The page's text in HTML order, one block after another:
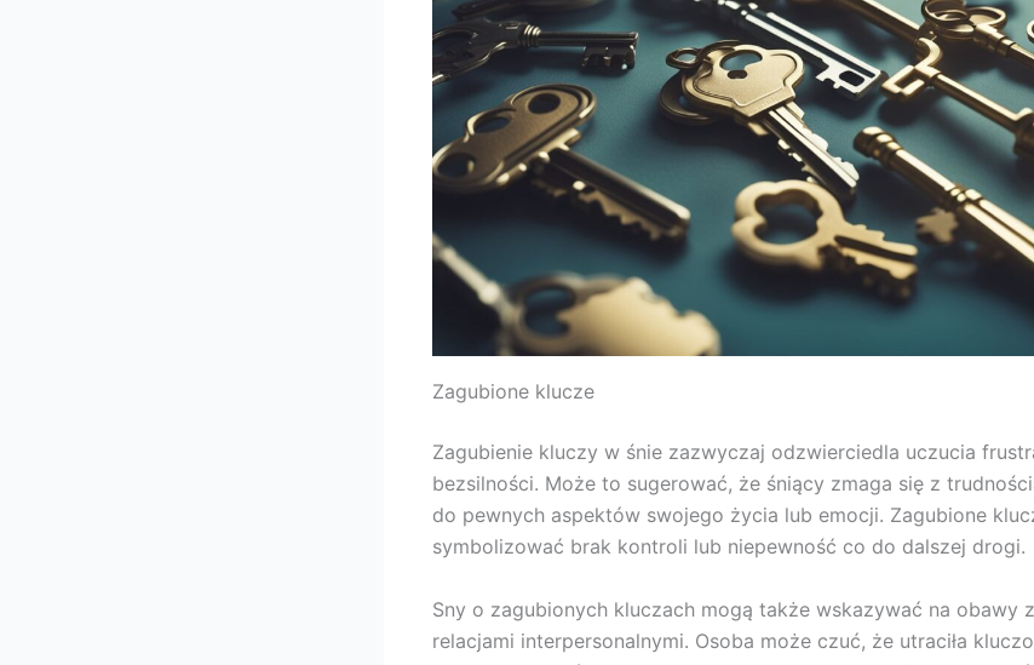
Zagubione klucze
Zagubienie kluczy w śnie zazwyczaj odzwierciedla uczucia
bezsilności. Może to sugerować, że śniący zmaga się z
do pewnych aspektów swojego życia lub emocji. Zagubione
symbolizować brak kontroli lub niepewność co do dalszej drogi.
Sny o zagubionych kluczach mogą także wskazywać na obawy
relacjami interpersonalnymi. Osoba może czuć, że utraciła